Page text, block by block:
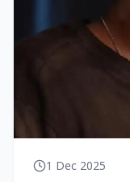
1 Dec 2025